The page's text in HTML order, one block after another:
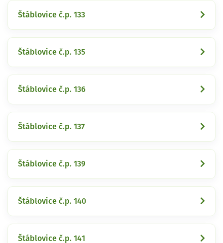
Štáblovice č.p. 133
Štáblovice č.p. 135
Štáblovice č.p. 136
Štáblovice č.p. 137
Štáblovice č.p. 139
Štáblovice č.p. 140
Štáblovice č.p. 141